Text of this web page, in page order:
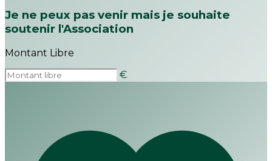
Je ne peux pas venir mais je souhaite
soutenir l'Association
Montant Libre
€